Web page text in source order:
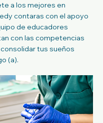
a los mejores en
contaras con el apoyo
de educadores
con las competencias
tus sueños
(a).